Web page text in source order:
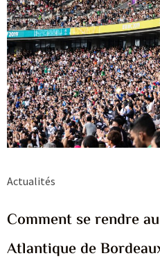
Actualités
Comment se rendre
Atlantique de